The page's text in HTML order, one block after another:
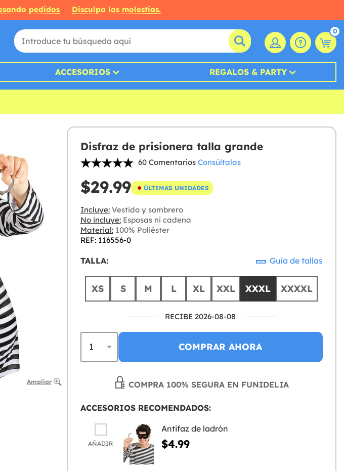
pedidos Disculpa las molestias.
0
ACCESORIOS REGALOS & PARTY
Ampliar
Disfraz de prisionera talla grande
60 Comentarios Consúltalas
$29.99 ÚLTIMAS UNIDADES
Incluye:Vestido y sombrero
No incluye:Esposas ni cadena
Material:100% Poliéster
REF: 116556-0
TALLA: Guía de tallas
XS S M L XL XXL XXXL XXXXL
RECIBE 2026-08-08
COMPRAR AHORA
COMPRA 100% SEGURA EN FUNIDELIA
ACCESORIOS RECOMENDADOS:
AÑADIR
Antifaz de ladrón
$4.99